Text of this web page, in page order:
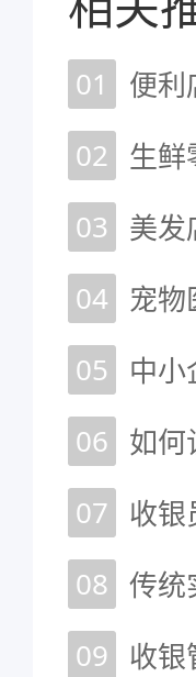
01
02 生鲜
03
美发
04
05
中
06 如何
07 收银
08 传统
09 收银